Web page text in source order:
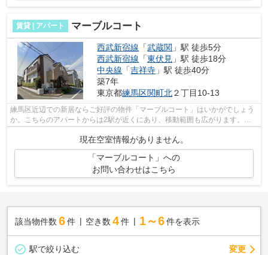
賃貸 | アパート マーブルコート
西武新宿線 「武蔵関 」駅 徒歩5分
西武新宿線 「東伏見 」駅 徒歩18分
中央線 「吉祥寺 」駅 徒歩40分
築7年
東京都練馬区関町北２丁目10-13
練馬区近辺での新居ならご好評の物件「マーブルコート」はいかがでしょう
か。こちらのアパートからは2駅が近くにあり、移動範囲も広がります。住
現在空室情報がありません。
「マーブルコート」への
お問い合わせはこちら
該当物件数 6件 空き数 4 件 1～6 件を表示
駅で絞り込む 変更